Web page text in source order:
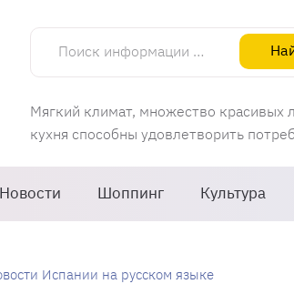
Поиск информации об Испании
Мягкий климат, множество красивых
кухня способны удовлетворить
Новости Шоппинг Культура
Испании на русском языке